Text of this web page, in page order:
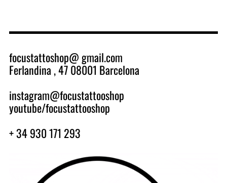
focustattoshop@ gmail.com
Ferlandina , 47 08001 Barcelona
instagram@focustattooshop
youtube/focustattooshop
+ 34 930 171 293